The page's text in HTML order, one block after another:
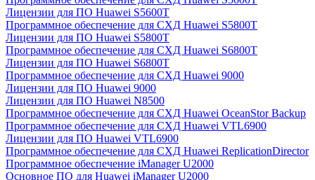
Лицензии для ПО Huawei S5600T
Программное обеспечение для СХД Huawei S5800T
Лицензии для ПО Huawei S5800T
Программное обеспечение для СХД Huawei S6800T
Лицензии для ПО Huawei S6800T
Программное обеспечение для СХД Huawei 9000
Лицензии для ПО Huawei 9000
Лицензии для ПО Huawei N8500
Программное обеспечение для СХД Huawei OceanStor Backup
Программное обеспечение для СХД Huawei VTL6900
Лицензии для ПО Huawei VTL6900
Программное обеспечение для СХД Huawei ReplicationDirector
Программное обеспечение iManager U2000
Основное ПО для Huawei iManager U2000